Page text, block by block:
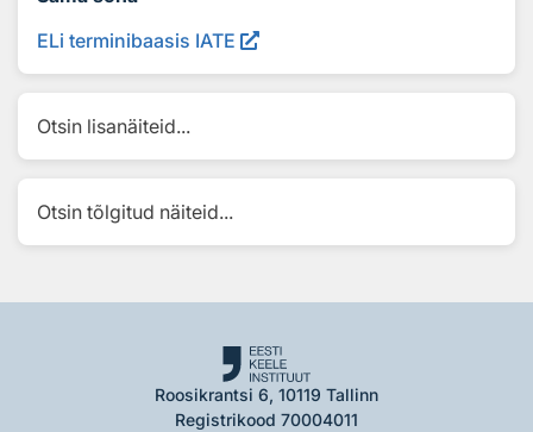
ELi terminibaasis IATE
Otsin lisanäiteid...
Otsin tõlgitud näiteid...
Roosikrantsi 6, 10119 Tallinn
Registrikood 70004011